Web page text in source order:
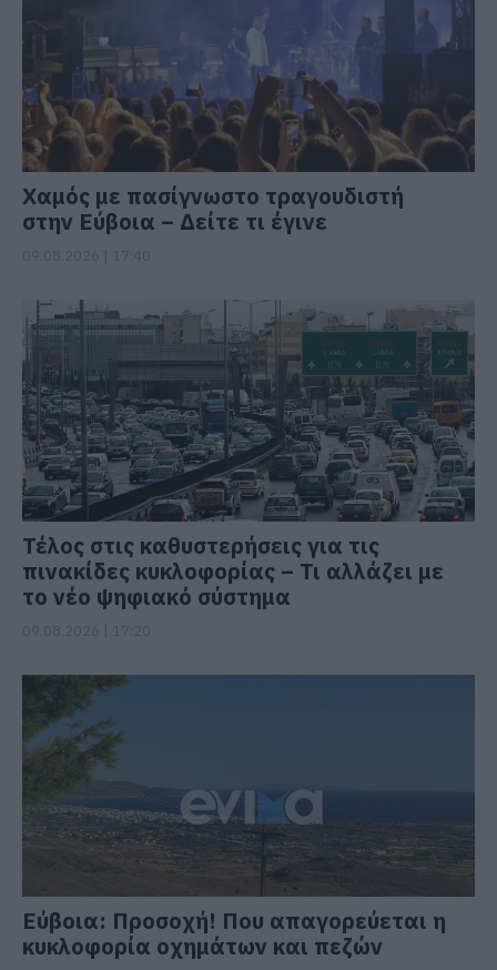
Χαμός με πασίγνωστο τραγουδιστή
στην Εύβοια – Δείτε τι έγινε
Τέλος στις καθυστερήσεις για τις
πινακίδες κυκλοφορίας – Τι αλλάζει με
το νέο ψηφιακό σύστημα
Εύβοια: Προσοχή! Που απαγορεύεται η
κυκλοφορία οχημάτων και πεζών